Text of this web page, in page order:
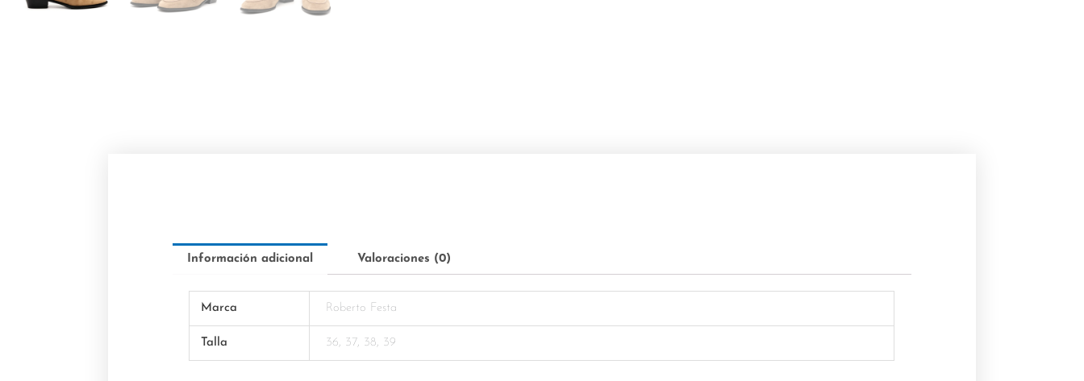
Información adicional Valoraciones (0)
Marca Roberto Festa
Talla 36, 37, 38, 39